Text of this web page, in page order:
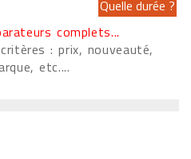
complets...
: prix, nouveauté,
etc....